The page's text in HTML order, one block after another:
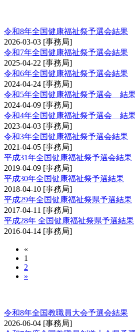
令和8年全国健康福祉祭予選会結果
2026-03-03 [事務局]
令和7年全国健康福祉祭予選会結果
2025-04-22 [事務局]
令和6年全国健康福祉祭予選会結果
2024-04-24 [事務局]
令和5年全国健康福祉祭予選会 結
2024-04-09 [事務局]
令和4年全国健康福祉祭予選会 結
2023-04-03 [事務局]
令和3年全国健康福祉祭予選会結果
2021-04-05 [事務局]
平成31年全国健康福祉祭予選会結果
2019-04-09 [事務局]
平成30年全国健康福祉祭予選結果
2018-04-10 [事務局]
平成29年全国健康福祉祭県予選結果
2017-04-11 [事務局]
平成28年 全国健康福祉祭県予選結果
2016-04-14 [事務局]
«
1
2
»
令和8年全国教職員大会予選会結果
2026-06-04 [事務局]